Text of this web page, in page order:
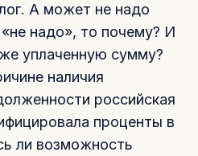
А может не надо
надо», то почему? И
уплаченную сумму?
наличия
российская
проценты в
ли возможность